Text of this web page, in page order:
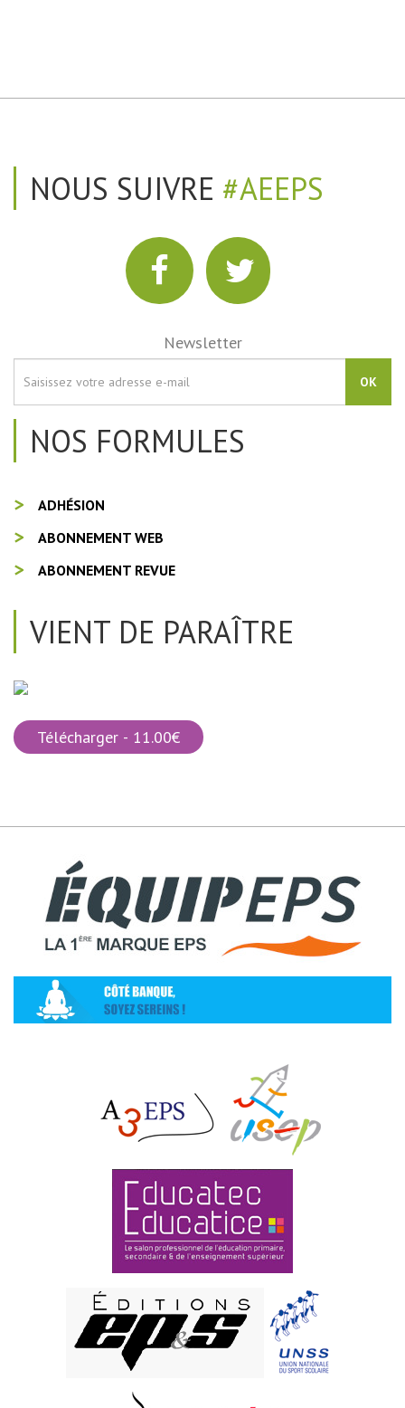
NOUS SUIVRE #AEEPS
Newsletter
OK
NOS FORMULES
ADHÉSION
ABONNEMENT WEB
ABONNEMENT REVUE
VIENT DE PARAÎTRE
Télécharger - 11.00€